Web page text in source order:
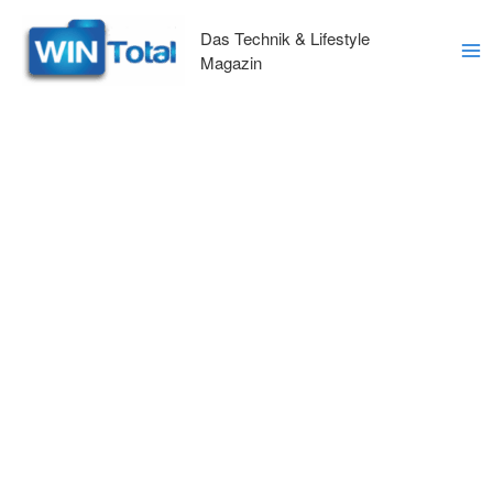
Inhalt
springen
Das Technik & Lifestyle
Magazin